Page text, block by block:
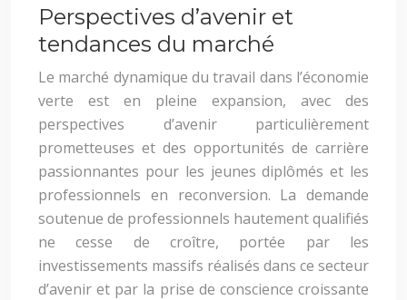
Perspectives d’avenir et
tendances du marché
Le marché dynamique du travail dans l’économie
verte est en pleine expansion, avec des
perspectives d’avenir particulièrement
prometteuses et des opportunités de carrière
passionnantes pour les jeunes diplômés et les
professionnels en reconversion. La demande
soutenue de professionnels hautement qualifiés
ne cesse de croître, portée par les
investissements massifs réalisés dans ce secteur
d’avenir et par la prise de conscience croissante